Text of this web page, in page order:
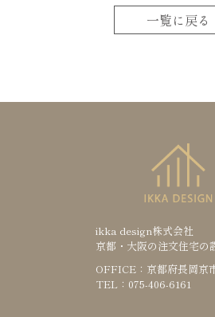
一覧に戻る
ikka design株式会社
京都・大阪の注文住宅の
OFFICE：京都府長岡京
TEL：075-406-6161